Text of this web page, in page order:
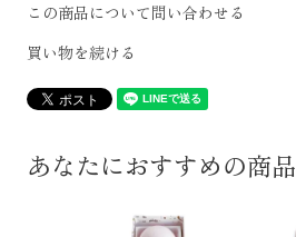
この商品について問い合わせる
買い物を続ける
あなたにおすすめの商品